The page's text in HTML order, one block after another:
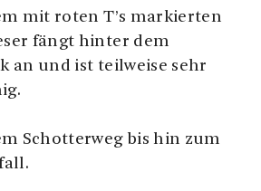
mit roten T’s markierten
fängt hinter dem
an und ist teilweise sehr
Schotterweg bis hin zum